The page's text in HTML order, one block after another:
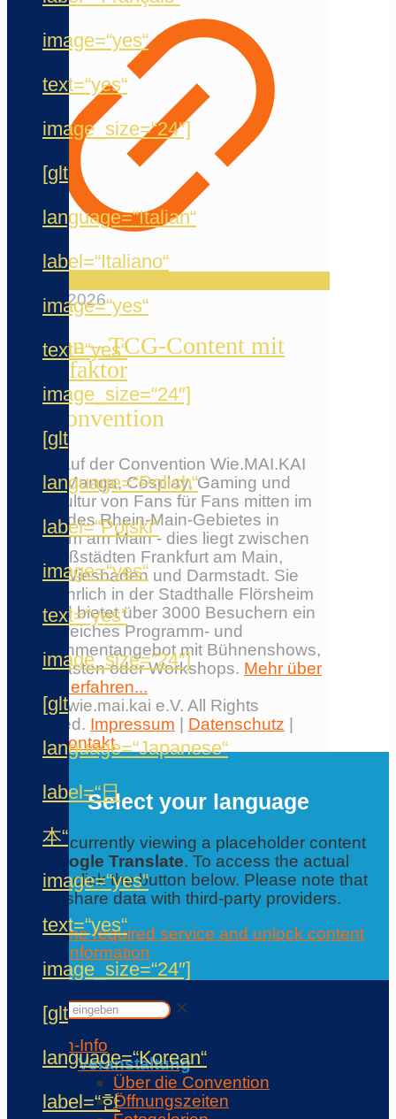
image=“yes“
text=“yes“
image_size=“24″]
[glt
language=“Italian“
label=“Italiano“
image=“yes“
text=“yes“
image_size=“24″]
[glt
language=“Polish“
label=“Polski“
image=“yes“
text=“yes“
image_size=“24″]
[glt
language=“Japanese“
label=“日
本“
image=“yes“
text=“yes“
image_size=“24″]
[glt
language=“Korean“
label=“한
12. Mai 2026
Reelfun – TCG-Content mit
Chaosfaktor
Die Convention
Erlebe auf der Convention Wie.MAI.KAI
Anime, Manga, Cosplay, Gaming und
Japankultur von Fans für Fans mitten im
Herzen des Rhein-Main-Gebietes in
Flörsheim am Main - dies liegt zwischen
den Großstädten Frankfurt am Main,
Mainz, Wiesbaden und Darmstadt. Sie
findet jährlich in der Stadthalle Flörsheim
statt und bietet über 3000 Besuchern ein
umfangreiches Programm- und
Entertainmentangebot mit Bühnenshows,
Ehrengästen oder Workshops. Mehr über
die Con erfahren...
© 2026 wie.mai.kai e.V. All Rights
Reserved. Impressum Datenschutz
|Kontakt
Select your language
You are currently viewing a placeholder content
Google Translate. To access the actual
content, click the button below. Please note that
this will share data with third-party providers.
Accept the required service and unlock content
Further information
Contact
✕
Con-Info
Veranstaltung
Über die Convention
Öffnungszeiten